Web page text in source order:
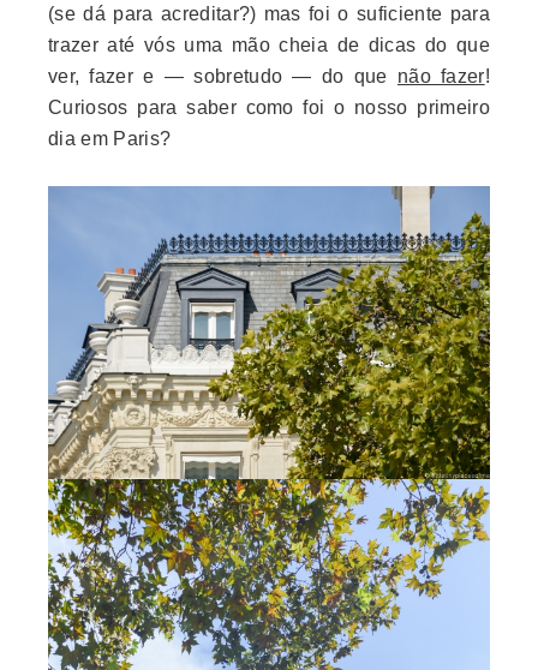
(se dá para acreditar?) mas foi o suficiente para
trazer até vós uma mão cheia de dicas do que
ver, fazer e — sobretudo — do que não fazer!
Curiosos para saber como foi o nosso primeiro
dia em Paris?